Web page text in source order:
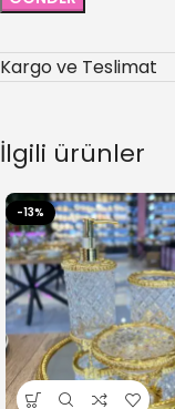
Kargo ve Teslimat
İlgili ürünler
-13%